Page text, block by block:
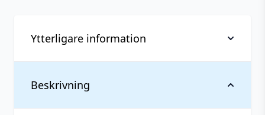
(100
Shortfill)
Beskrivning
Ytterligare information
Vikt
Anpassad för